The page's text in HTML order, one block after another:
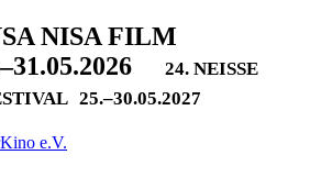
NISA FILM
24. NEISSE
25.–30.05.2027
e.V.